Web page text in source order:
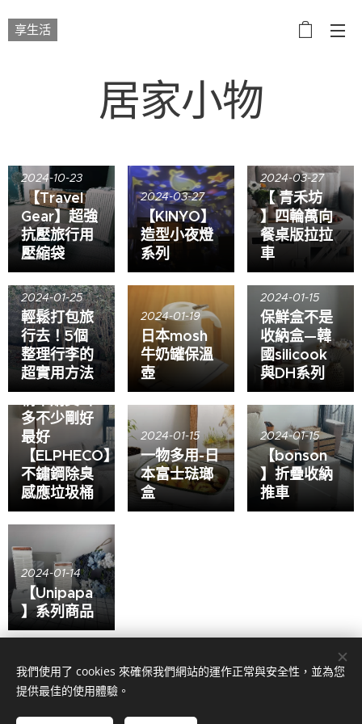
享生活
居家小物
2024-10-23
【Travel
Gear】超強
抗壓旅行用
壓縮袋
2024-03-27
【KINYO】
造型小夜燈
系列
2024-03-27
【 青禾坊
】四輪萬向
餐桌版拉拉
車
2024-01-25
輕鬆打包旅
行去！5個
整理行李的
超實用方法
2024-01-19
日本mosh
牛奶罐保溫
壺
2024-01-15
保鮮盒不是
收納盒—韓
國silicook
與DH系列
2024-01-15
多不少剛好
最好
【ELPHECO】
不鏽鋼除臭
感應垃圾桶
2024-01-15
一物多用-日
本富士琺瑯
盒
2024-01-15
【bonson
】折疊收納
推車
2024-01-14
【Unipapa
】系列商品
2025 | 版權所有
我們使用了 cookies 來確保我們網站的運作正常與安全性，並為您
提供最佳的使用體驗。